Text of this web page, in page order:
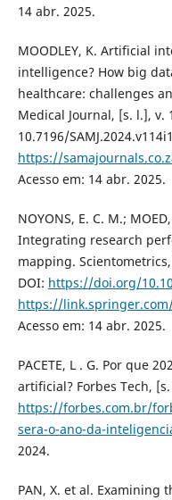
14 abr. 2025.
MOODLEY, K. Artificial
intelligence? How big
healthcare: challenges
Medical Journal, [s. l.], v.
10.7196/
https://
Acesso em: 14 abr. 2025.
NOYONS, E. C. M.;
Integrating research
mapping.
DOI: https://doi.org/
https://
Acesso em: 14 abr. 2025.
PACETE, L . G. Por que
artificial? Forbes Tech,
https://forbes.com.br/
sera-o-ano-da-
2024.
PAN, X. et al. Examining